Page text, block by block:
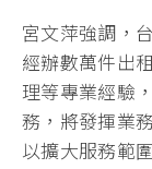
宮文萍強調，
經辦數萬件出
理等專業經驗
務，將發揮業
以擴大服務範